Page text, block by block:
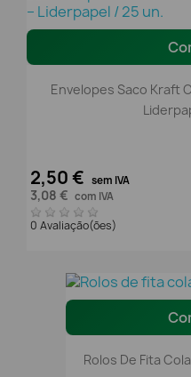
Envelopes Saco Kraft
2,50 € sem IVA
3,08 € com IVA
0 Avaliação(ões)
Rolos De Fita